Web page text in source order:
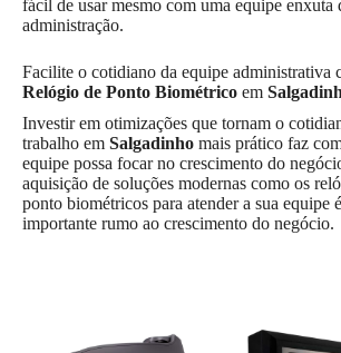
fácil de usar mesmo com uma equipe enxuta
administração.
Facilite o cotidiano da equipe administrativa
Relógio de Ponto Biométrico em
Investir em otimizações que tornam o
trabalho em Salgadinho mais prático faz
equipe possa focar no crescimento do
aquisição de soluções modernas como os
ponto biométricos para atender a sua equipe
importante rumo ao crescimento do negócio.